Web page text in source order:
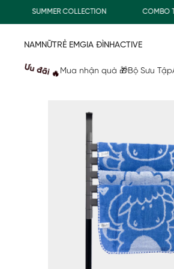
SUMMER COLLECTION COMBO
NAMNỮTRẺ EMGIA ĐÌNHACTIVE
Ưu đãi 🔥 Mua nhận quà 🎁Bộ Sưu Tập